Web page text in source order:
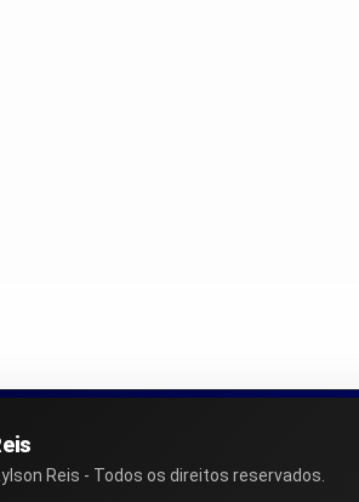
Reis - Todos os direitos reservados.